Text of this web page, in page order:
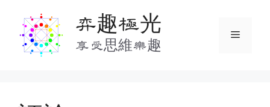
content
弈趣極光
享受思維樂趣
Menu